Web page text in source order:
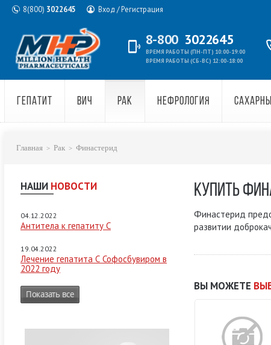
8(800) 3022645 Вход / Регистрация
8-800 3022645
ВРЕМЯ РАБОТЫ (ПН-ПТ) 10:00-19:00
ВРЕМЯ РАБОТЫ (СБ-ВС) 12:00-18:00
ГЕПАТИТ ВИЧ РАК НЕФРОЛОГИЯ
Главная Рак Финастерид
НАШИ НОВОСТИ
04.12.2022
Антитела к гепатиту C
19.04.2022
Лечение гепатита С Софосбувиром в
2022 году
Показать все
КУПИТЬ
Финастерид
развитии
ВЫ МОЖЕТЕ